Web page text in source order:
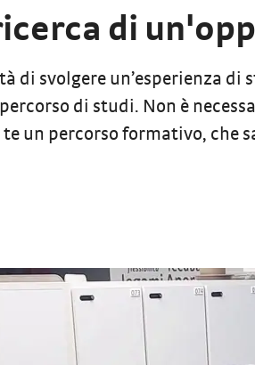
di
di svolgere un’esperienza
di studi. Non è
te un percorso formativo,